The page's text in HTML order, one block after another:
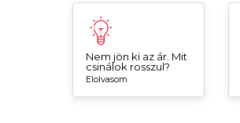
Nem jön ki az ár. Mit
csinálok rosszul?
Elolvasom